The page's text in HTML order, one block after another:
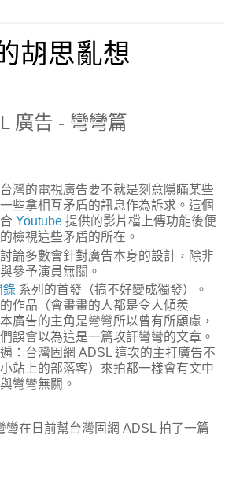
胡思亂想
廣告 - 彎彎篇
灣的電視廣告要不就是刻意隱瞞某些
些拿相互矛盾的訊息作為訴求。這個
Youtube 提供的影片檔上傳功能後便
檢視這些矛盾的所在。
論多數會針對廣告本身的設計，除非
參予演員無關。
錄 系列的首發（搞不好變成獨發）。
作品（會畫畫的人都是令人傾羨
廣告的主角是彎彎所以曾有所顧慮，
誤會以為這是一篇攻訐彎彎的文章。
：台灣固網 ADSL 這次的主打廣告不
站上的部落客）來拍都一樣會有文中
彎彎無關。
彎在日前幫台灣固網 ADSL 拍了一篇